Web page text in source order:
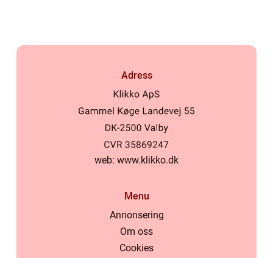
Adress
web: www.klikko.dk
Menu
Annonsering
Om oss
Cookies